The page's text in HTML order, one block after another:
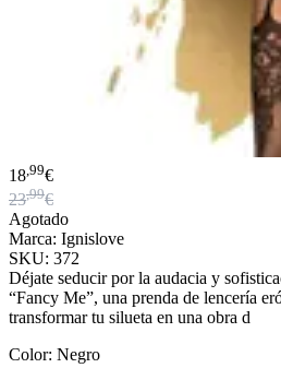
18 ,99€
23,99€
Agotado
Marca: Ignislove
SKU: 372
Déjate seducir por la audacia y
“Fancy Me”, una prenda de lencería
transformar tu silueta en una obra d
Color: Negro